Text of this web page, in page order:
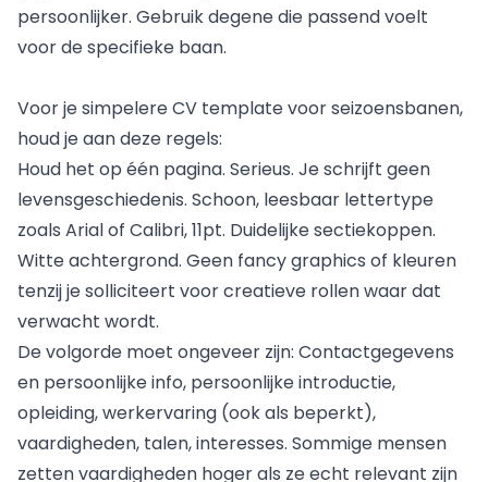
persoonlijker. Gebruik degene die passend voelt
voor de specifieke baan.
Voor je simpelere CV template voor seizoensbanen,
houd je aan deze regels:
Houd het op één pagina. Serieus. Je schrijft geen
levensgeschiedenis. Schoon, leesbaar lettertype
zoals Arial of Calibri, 11pt. Duidelijke sectiekoppen.
Witte achtergrond. Geen fancy graphics of kleuren
tenzij je solliciteert voor creatieve rollen waar dat
verwacht wordt.
De volgorde moet ongeveer zijn: Contactgegevens
en persoonlijke info, persoonlijke introductie,
opleiding, werkervaring (ook als beperkt),
vaardigheden, talen, interesses. Sommige mensen
zetten vaardigheden hoger als ze echt relevant zijn